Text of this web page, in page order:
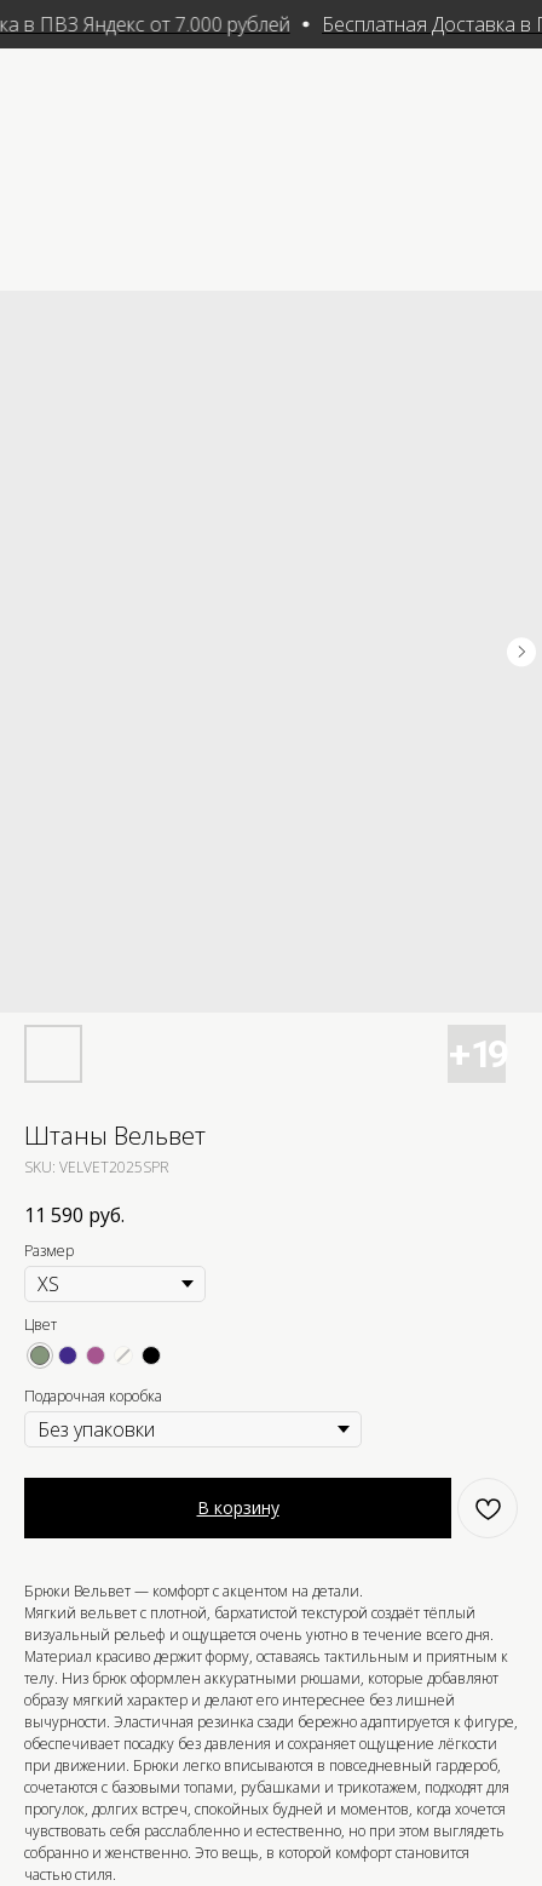
в ПВЗ Яндекс от 7.000 рублей Бесплатная Доставка в
Штаны Вельвет
SKU: VELVET2025SPR
11 590 руб.
Размер
Цвет
Подарочная коробка
В корзину
Брюки Вельвет — комфорт с акцентом на детали.
Мягкий вельвет с плотной, бархатистой текстурой создаёт тёплый
визуальный рельеф и ощущается очень уютно в течение всего дня.
Материал красиво держит форму, оставаясь тактильным и приятным к
телу. Низ брюк оформлен аккуратными рюшами, которые добавляют
образу мягкий характер и делают его интереснее без лишней
вычурности. Эластичная резинка сзади бережно адаптируется к фигуре,
обеспечивает посадку без давления и сохраняет ощущение лёгкости
при движении. Брюки легко вписываются в повседневный гардероб,
сочетаются с базовыми топами, рубашками и трикотажем, подходят для
прогулок, долгих встреч, спокойных будней и моментов, когда хочется
чувствовать себя расслабленно и естественно, но при этом выглядеть
собранно и женственно. Это вещь, в которой комфорт становится
частью стиля.